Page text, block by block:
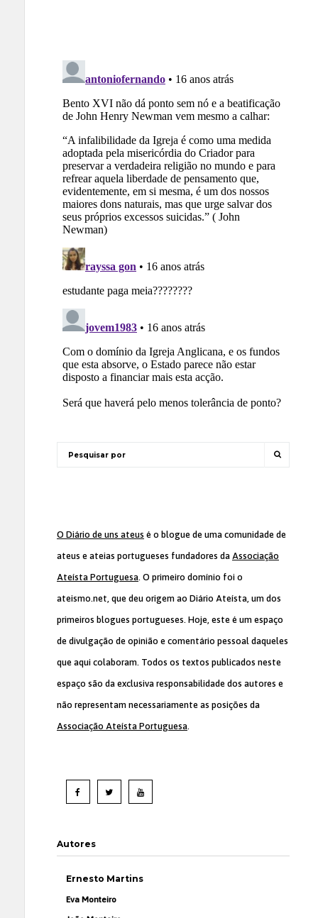
O Diário de uns ateus é o blogue de uma comunidade de
ateus e ateias portugueses fundadores da Associação
Ateísta Portuguesa. O primeiro domínio foi o
ateismo.net, que deu origem ao Diário Ateísta, um dos
primeiros blogues portugueses. Hoje, este é um espaço
de divulgação de opinião e comentário pessoal daqueles
que aqui colaboram. Todos os textos publicados neste
espaço são da exclusiva responsabilidade dos autores e
não representam necessariamente as posições da
Associação Ateísta Portuguesa.
Autores
Ernesto Martins
Eva Monteiro